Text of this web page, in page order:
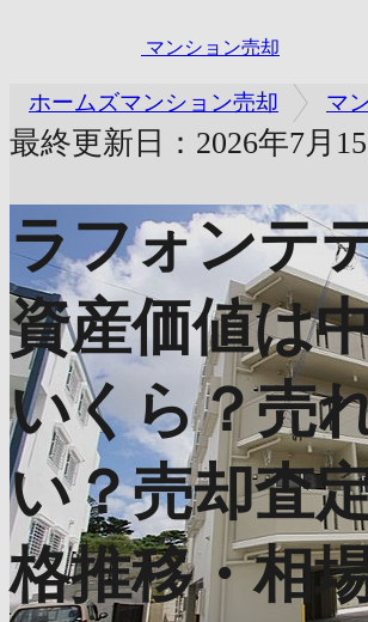
マンション売却
ホームズマンション売却 マ
最終更新日：2026年7月15
ラフォンテ
資産価値は
いくら？売
い？売却査
格推移・相